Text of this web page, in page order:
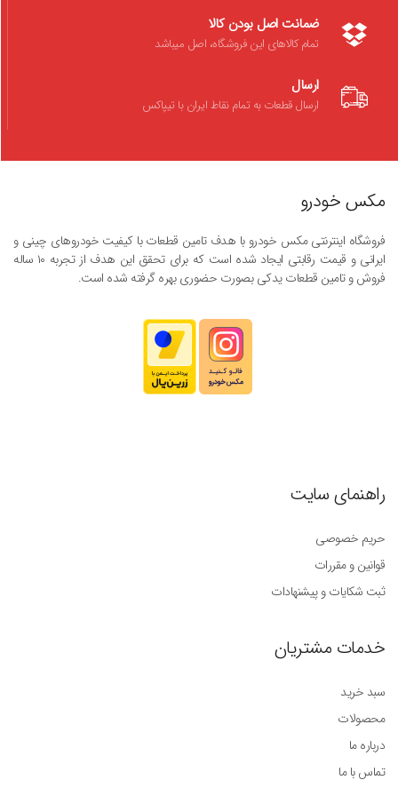
ضمانت اصل بودن کالا
تمام کالاهای این فروشگاه، اصل میباشد
ارسال
ارسال قطعات به تمام نقاط ایران با تیپاکس
مکس خودرو
فروشگاه اینترنتی مکس خودرو با هدف تامین قطعات با کیفیت خودروهای چینی و
ایرانی و قیمت رقابتی ایجاد شده است که برای تحقق این هدف از تجربه ۱۰ ساله
فروش و تامین قطعات یدکی بصورت حضوری بهره گرفته شده است.
راهنمای سایت
حریم خصوصی
قوانین و مقررات
ثبت شکایات و پیشنهادات
خدمات مشتریان
سبد خرید
محصولات
درباره ما
تماس با ما